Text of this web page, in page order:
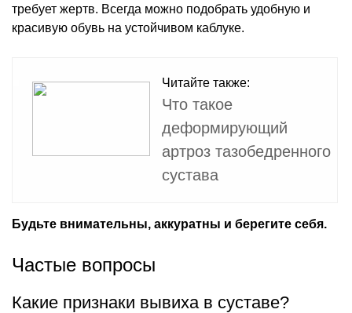
требует жертв. Всегда можно подобрать удобную и
красивую обувь на устойчивом каблуке.
Читайте также:
Что такое
деформирующий
артроз тазобедренного
сустава
Будьте внимательны, аккуратны и берегите себя.
Частые вопросы
Какие признаки вывиха в суставе?